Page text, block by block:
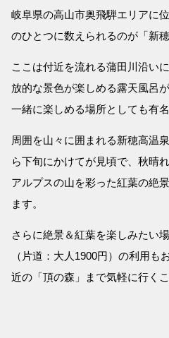
岐阜県の高山市奥飛騨エリアに
のひとつに数えられるのが「新
ここは付近を流れる蒲田川沿い
放的な景色が楽しめる露天風呂
一緒に楽しめる場所としても有名
周囲を山々に囲まれる新穂高温
ら下旬にかけてが見頃で、秋晴
アルプスの山を彩った紅葉の絶
ます。
さらに絶景＆紅葉を楽しみたい
（片道：大人1900円）の利用も
近の「頂の森」まで気軽に行く